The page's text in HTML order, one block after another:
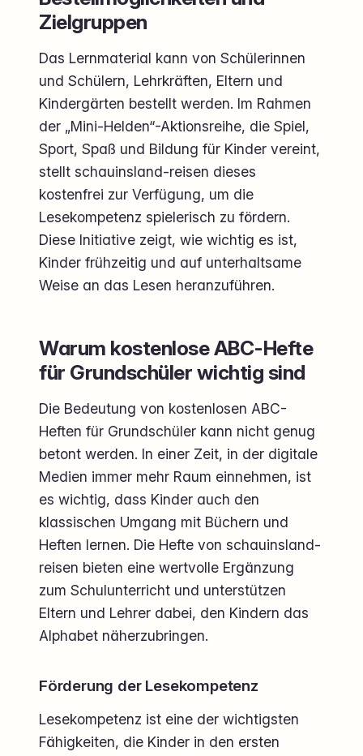
Zielgruppen
Das Lernmaterial kann von Schülerinnen
und Schülern, Lehrkräften, Eltern und
Kindergärten bestellt werden. Im Rahmen
der „Mini-Helden“-Aktionsreihe, die Spiel,
Sport, Spaß und Bildung für Kinder vereint,
stellt schauinsland-reisen dieses
kostenfrei zur Verfügung, um die
Lesekompetenz spielerisch zu fördern.
Diese Initiative zeigt, wie wichtig es ist,
Kinder frühzeitig und auf unterhaltsame
Weise an das Lesen heranzuführen.
Warum kostenlose ABC-Hefte
für Grundschüler wichtig sind
Die Bedeutung von kostenlosen ABC-
Heften für Grundschüler kann nicht genug
betont werden. In einer Zeit, in der digitale
Medien immer mehr Raum einnehmen, ist
es wichtig, dass Kinder auch den
klassischen Umgang mit Büchern und
Heften lernen. Die Hefte von schauinsland-
reisen bieten eine wertvolle Ergänzung
zum Schulunterricht und unterstützen
Eltern und Lehrer dabei, den Kindern das
Alphabet näherzubringen.
Förderung der Lesekompetenz
Lesekompetenz ist eine der wichtigsten
Fähigkeiten, die Kinder in den ersten